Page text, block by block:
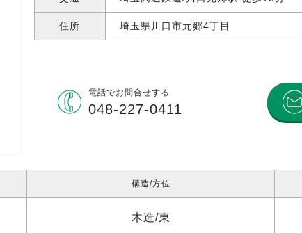
住所 埼玉県川口市元郷4丁目
電話でお問合せする
048-227-0411
構造 方位
木造 東